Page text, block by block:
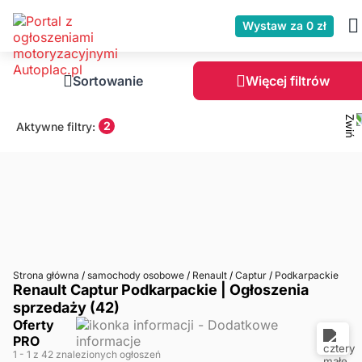
Wystaw za 0 zł
Sortowanie Więcej filtrów
Aktywne filtry: 2
Strona główna / samochody osobowe / Renault / Captur / Podkarpackie
Renault Captur Podkarpackie | Ogłoszenia
sprzedaży (42)
Oferty
PRO
1 - 1 z 42 znalezionych ogłoszeń